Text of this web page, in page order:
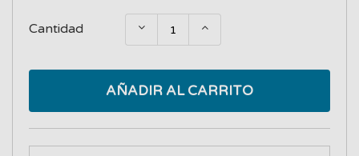
Cantidad
AÑADIR AL CARRITO